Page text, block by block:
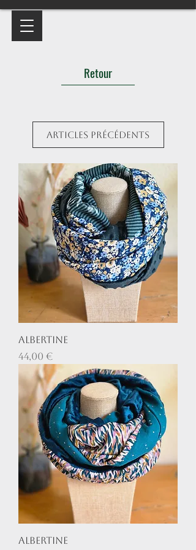
Retour
Articles précédents
Albertine
Prix
44,00 €
Albertine